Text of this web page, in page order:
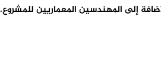
إلى المهندسين المعماريين للمشروع.